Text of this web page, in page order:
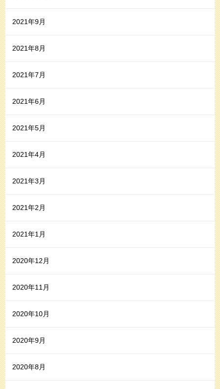
2021年9月
2021年8月
2021年7月
2021年6月
2021年5月
2021年4月
2021年3月
2021年2月
2021年1月
2020年12月
2020年11月
2020年10月
2020年9月
2020年8月